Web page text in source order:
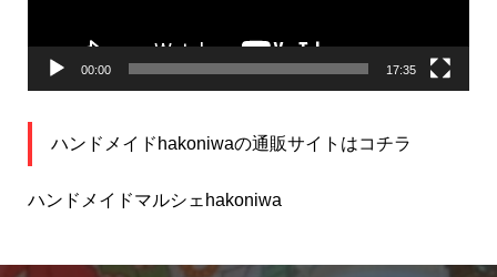
00:00 17:35
ハンドメイドhakoniwaの通販サイトはコチラ
ハンドメイドマルシェhakoniwa